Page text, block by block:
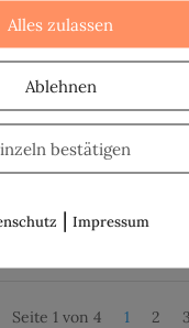
von
(IUPs)
Affiliate-Links.
habe ich mir sehr
Grund. Da ich
Seite 1 von 4 1 2 3
Alles zulassen
Ablehnen
bestätigen
| Impressum